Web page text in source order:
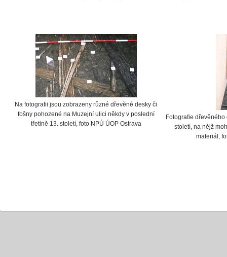
Na fotografii jsou zobrazeny různé dřevěné desky či
fošny pohozené na Muzejní ulici někdy v poslední
třetině 13. století, foto NPÚ ÚOP Ostrava
Fotografie
století, na nějž
materiál,